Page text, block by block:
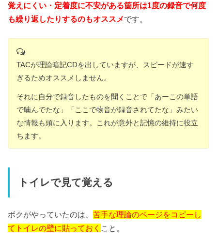
覚えにくい・定着度に不安がある箇所は1度の録音で何度
も繰り返したりするのもオススメです。
TACが理論暗記CDを出していますが、スピードが速す
ぎるためオススメしません。
それに自分で録音したものを聞くことで「あーこの単語
で噛んでたな」「ここで物音が録音されてたな」みたい
な情報も頭に入ります。これが意外と記憶の維持に役立
ちます。
トイレで見て覚える
ボクがやっていたのは、苦手な理論のページをコピーし
てトイレの壁に貼っておく こと。